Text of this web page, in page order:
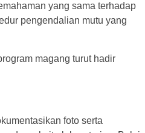
yang sama terhadap
pengendalian mutu yang
magang turut hadir
foto serta